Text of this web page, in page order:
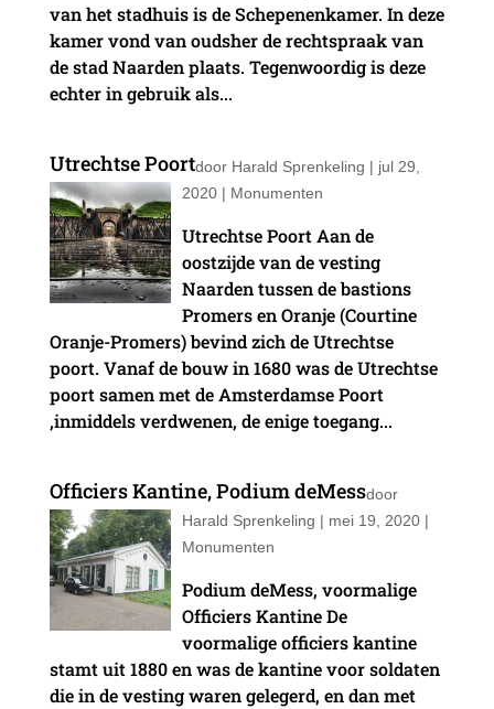
van het stadhuis is de Schepenenkamer. In deze
kamer vond van oudsher de rechtspraak van
de stad Naarden plaats. Tegenwoordig is deze
echter in gebruik als...
Utrechtse Poortdoor Harald Sprenkeling | jul 29,
2020| Monumenten
Utrechtse Poort Aan de
oostzijde van de vesting
Naarden tussen de bastions
Promers en Oranje (Courtine
Oranje-Promers) bevind zich de Utrechtse
poort. Vanaf de bouw in 1680 was de Utrechtse
poort samen met de Amsterdamse Poort
,inmiddels verdwenen, de enige toegang...
Officiers Kantine, Podium deMessdoor
Harald Sprenkeling | mei 19, 2020|
Monumenten
Podium deMess, voormalige
Officiers Kantine De
voormalige officiers kantine
stamt uit 1880 en was de kantine voor soldaten
die in de vesting waren gelegerd, en dan met